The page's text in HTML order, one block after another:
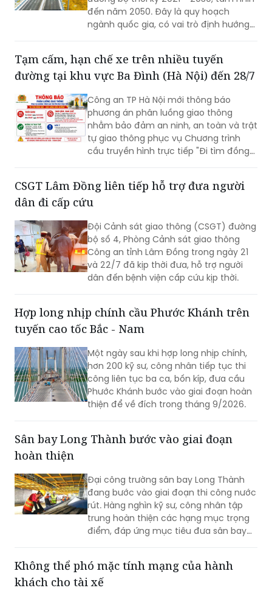
đến năm 2050. Đây là quy hoạch
ngành quốc gia, có vai trò định hướng
huy động nguồn lực đầu tư, tăng
cường liên kết vùng và kết nối các
cảng biển, cảng hàng không cùng các
đầu mối giao thông quan trọng.
Tạm cấm, hạn chế xe trên nhiều tuyến
đường tại khu vực Ba Đình (Hà Nội) đến 28/7
Công an TP Hà Nội mới thông báo
phương án phân luồng giao thông
nhằm bảo đảm an ninh, an toàn và trật
tự giao thông phục vụ Chương trình
cầu truyền hình trực tiếp "Đi tìm đồng
Anh hùng liệt sĩ, phường Ba Đình.
CSGT Lâm Đồng liên tiếp hỗ trợ đưa người
dân đi cấp cứu
Đội Cảnh sát giao thông (CSGT) đường
bộ số 4, Phòng Cảnh sát giao thông
Công an tỉnh Lâm Đồng trong ngày 21
và 22/7 đã kịp thời đưa, hỗ trợ người
dân đến bệnh viện cấp cứu kịp thời.
Hợp long nhịp chính cầu Phước Khánh trên
tuyến cao tốc Bắc - Nam
Một ngày sau khi hợp long nhịp chính,
hơn 200 kỹ sư, công nhân tiếp tục thi
công liên tục ba ca, bốn kíp, đưa cầu
Phước Khánh bước vào giai đoạn hoàn
thiện để về đích trong tháng 9/2026.
Sân bay Long Thành bước vào giai đoạn
hoàn thiện
Đại công trường sân bay Long Thành
đang bước vào giai đoạn thi công nước
rút. Hàng nghìn kỹ sư, công nhân tập
trung hoàn thiện các hạng mục trọng
điểm, đáp ứng mục tiêu đưa sân bay
Không thể phó mặc tính mạng của hành
khách cho tài xế